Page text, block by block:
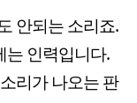
안되는 소리죠.
는 인력입니다.
리가 나오는 판